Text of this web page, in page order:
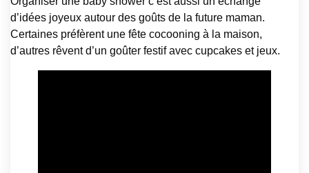
d’idées joyeux autour des goûts de la future maman.
Certaines préfèrent une fête cocooning à la maison,
d’autres rêvent d’un goûter festif avec cupcakes et jeux.